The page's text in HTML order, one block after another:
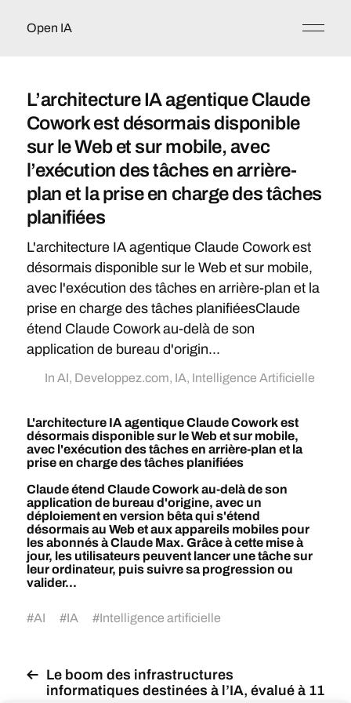
Open IA
L’architecture IA agentique Claude
Cowork est désormais disponible
sur le Web et sur mobile, avec
l’exécution des tâches en arrière-
plan et la prise en charge des tâches
planifiées
L'architecture IA agentique Claude Cowork est
désormais disponible sur le Web et sur mobile,
avec l'exécution des tâches en arrière-plan et la
prise en charge des tâches planifiéesClaude
étend Claude Cowork au-delà de son
application de bureau d'origin...
In AI, Developpez.com, IA, Intelligence Artificielle
L'architecture IA agentique Claude Cowork est
désormais disponible sur le Web et sur mobile,
avec l'exécution des tâches en arrière-plan et la
prise en charge des tâches planifiées
Claude étend Claude Cowork au-delà de son
application de bureau d'origine, avec un
déploiement en version bêta qui s'étend
désormais au Web et aux appareils mobiles pour
les abonnés à Claude Max. Grâce à cette mise à
jour, les utilisateurs peuvent lancer une tâche sur
leur ordinateur, puis suivre sa progression ou
valider...
#AI #IA #Intelligence artificielle
Le boom des infrastructures
informatiques destinées à l’IA, évalué à 11